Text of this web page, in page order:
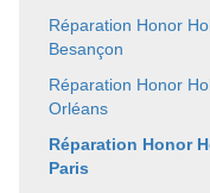
Réparation Honor
Besançon
Réparation Honor
Orléans
Réparation Honor
Paris